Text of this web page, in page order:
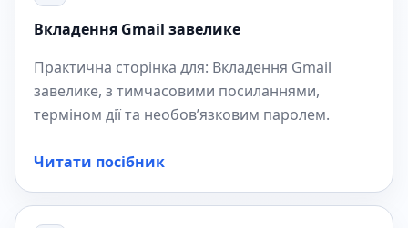
Вкладення Gmail завелике
Практична сторінка для: Вкладення Gmail
завелике, з тимчасовими посиланнями,
терміном дії та необов’язковим паролем.
Читати посібник